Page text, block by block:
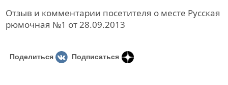
Отзыв и комментарии посетителя о месте Русская
рюмочная №1 от 28.09.2013
Поделиться Подписаться